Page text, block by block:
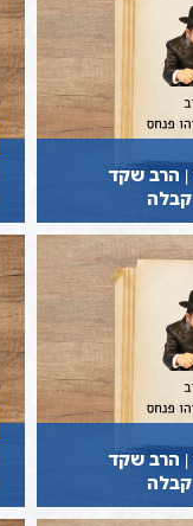
| שידור חי | הרב שקד
קבלה
| שידור חי | הרב שקד
קבלה